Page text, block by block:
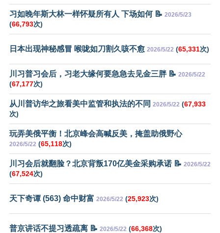
习如晚年斯大林一样怀疑所有人 下场如何 📝 2026/5/23
(66,793次)
日本出现神秘感冒 喉咙如刀割久咳不愈 2026/5/22 (65,331次)
川习普习会后，习老大缘何要急急去见金三胖 📝 2026/5/22
(67,177次)
从川普访华之旅看美中监管和执法的不同 2026/5/22 (67,933
次)
玩弄美俄平衡！北京峰会高喊反美，掩盖助俄野心
2026/5/22 (65,118次)
川习会后就翻脸？北京背叛170亿美金采购承诺 📝 2026/5/22
(67,524次)
天下奇谭 (563) 命中财富 2026/5/22 (25,923次)
普京讲话不提习透疏离 📝 2026/5/22 (66,368次)